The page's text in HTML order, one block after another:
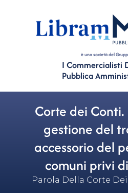
è una società del
I Commercialisti
Pubblica
Corte dei Conti.
gestione del
accessorio del
comuni privi
Parola Della Corte